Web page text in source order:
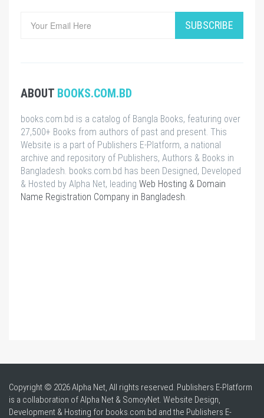
SUBSCRIBE
ABOUT BOOKS.COM.BD
books.com.bd is a catalog of Bangla Books, featuring over
27,500+ Books from authors of past and present. This
Website is a part of Publishers E-Platform, a national
archive and repository of Publishers, Authors & Books in
Bangladesh. books.com.bd has been Designed, Developed
& Hosted by Alpha Net, leading Web Hosting & Domain
Name Registration Company in Bangladesh
Copyright © 2026 Alpha Net, All rights reserved. Publishers E-Platform
is a collaboration of Alpha Net & SomoyNet. Website Design,
Development & Hosting for books.com.bd and the Publishers E-